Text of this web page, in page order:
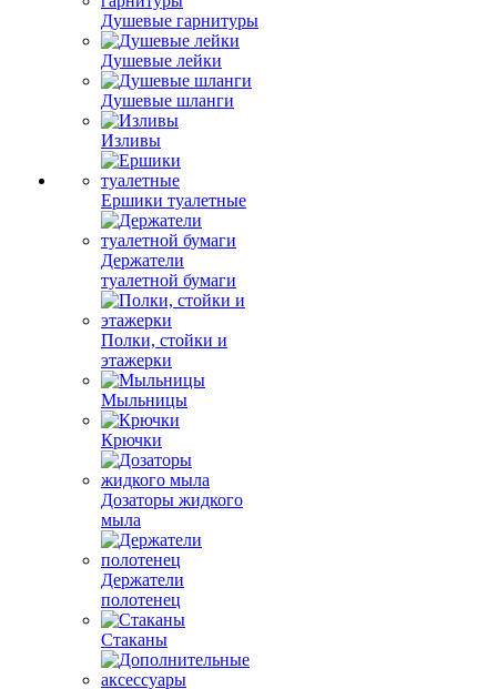
Душевые гарнитуры
Душевые лейки
Душевые шланги
Изливы
Ершики туалетные
Держатели
туалетной бумаги
Полки, стойки и
этажерки
Мыльницы
Крючки
Дозаторы жидкого
мыла
Держатели
полотенец
Стаканы